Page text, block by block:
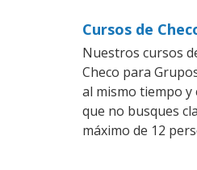
Cursos de
Nuestros cursos
Checo para
al mismo tiempo
que no busques
máximo de 12